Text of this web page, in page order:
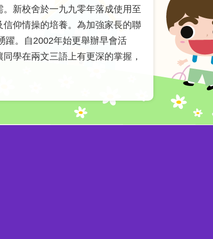
新校舍於一九九零年落成使用至
仰情操的培養。為加強家長的聯
躍。自2002年始更舉辦早會活
學在兩文三語上有更深的掌握，